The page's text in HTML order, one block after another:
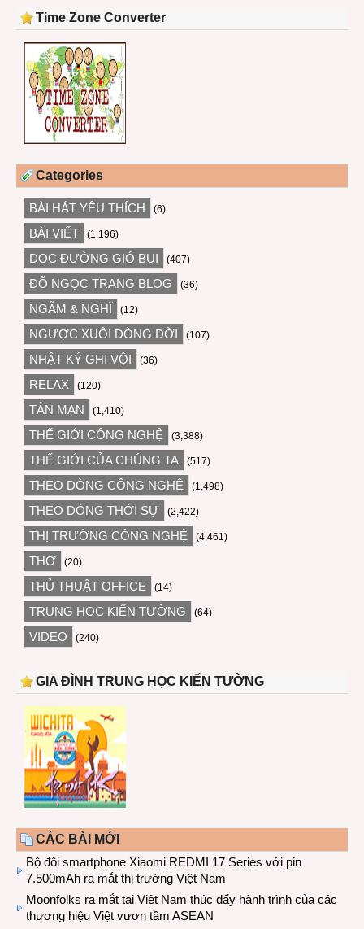
Time Zone Converter
Categories
BÀI HÁT YÊU THÍCH (6)
BÀI VIẾT (1,196)
DỌC ĐƯỜNG GIÓ BỤI (407)
ĐỖ NGỌC TRANG BLOG (36)
NGẪM & NGHĨ (12)
NGƯỢC XUÔI DÒNG ĐỜI (107)
NHẬT KÝ GHI VỘI (36)
RELAX (120)
TẢN MẠN (1,410)
THẾ GIỚI CÔNG NGHỆ (3,388)
THẾ GIỚI CỦA CHÚNG TA (517)
THEO DÒNG CÔNG NGHỆ (1,498)
THEO DÒNG THỜI SỰ (2,422)
THỊ TRƯỜNG CÔNG NGHỆ (4,461)
THƠ (20)
THỦ THUẬT OFFICE (14)
TRUNG HỌC KIẾN TƯỜNG (64)
VIDEO (240)
GIA ĐÌNH TRUNG HỌC KIẾN TƯỜNG
CÁC BÀI MỚI
Bộ đôi smartphone Xiaomi REDMI 17 Series với pin
7.500mAh ra mắt thị trường Việt Nam
Moonfolks ra mắt tại Việt Nam thúc đẩy hành trình của các
thương hiệu Việt vươn tầm ASEAN